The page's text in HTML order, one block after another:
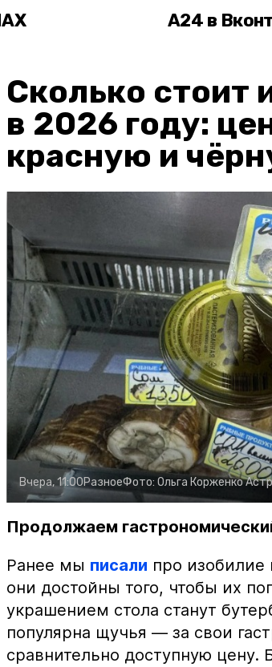
А24 в
Сколько стоит
в 2026 году:
красную и
Вчера, 11:00РазноеФото: Ольга Корженко
Продолжаем
Ранее мы писали про изобилие
они достойны того, чтобы их
украшением стола станут
популярна щучья — за свои
сравнительно доступную цену.